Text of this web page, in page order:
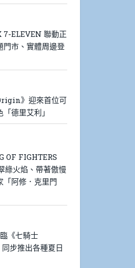
7-ELEVEN 聯動正
門市、實體周邊登
》迎來首位可
德里艾利」
OF FIGHTERS
綠火焰、帶著傲慢
「阿修．克里門
《七騎士
步推出各種夏日